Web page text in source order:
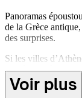
Panoramas
de la Grèce
des surprises.
Si les villes
passé, la Grèce
Pélion, villages
Égée et forêts
Voir plus